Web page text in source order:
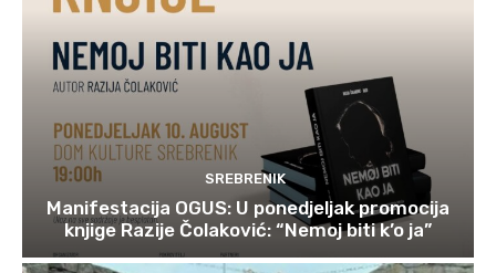
SREBRENIK
Manifestacija OGUS: U ponedjeljak promocija
knjige Razije Čolaković: “Nemoj biti k’o ja”